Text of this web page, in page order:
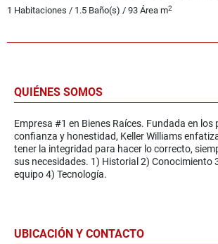
1 Habitaciones / 1.5 Baño(s) / 93 Área m2
QUIÉNES SOMOS
Empresa #1 en Bienes Raíces. Fundada en los
confianza y honestidad, Keller Williams
tener la integridad para hacer lo correcto,
sus necesidades. 1) Historial 2) Conocimiento
equipo 4) Tecnología.
UBICACIÓN Y CONTACTO